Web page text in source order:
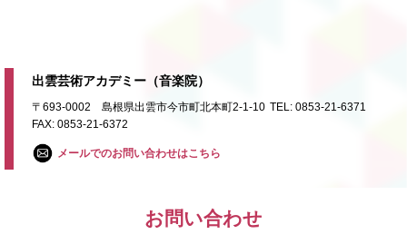
出雲芸術アカデミー（音楽院）
〒693-0002 島根県出雲市今市町北本町2-1-10 TEL: 0853-21-6371
FAX: 0853-21-6372
メールでのお問い合わせはこちら
お問い合わせ